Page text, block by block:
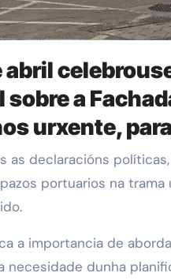
abril
a
urxente,
portuarios na
a importancia de
necesidade dunha